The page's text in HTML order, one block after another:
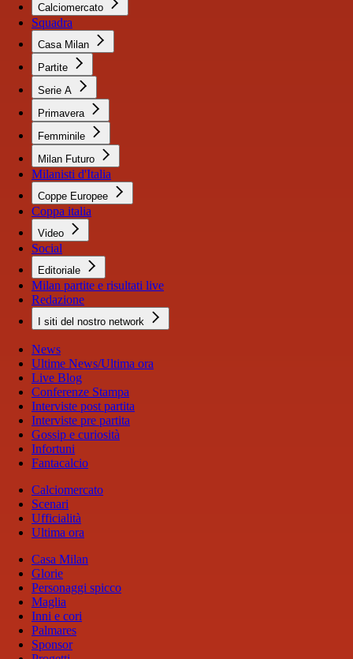
Calciomercato
Squadra
Casa Milan
Partite
Serie A
Primavera
Femminile
Milan Futuro
Milanisti d'Italia
Coppe Europee
Coppa italia
Video
Social
Editoriale
Milan partite e risultati live
Redazione
I siti del nostro network
News
Ultime News/Ultima ora
Live Blog
Conferenze Stampa
Interviste post partita
Interviste pre partita
Gossip e curiosità
Infortuni
Fantacalcio
Calciomercato
Scenari
Ufficialità
Ultima ora
Casa Milan
Glorie
Personaggi spicco
Maglia
Inni e cori
Palmares
Sponsor